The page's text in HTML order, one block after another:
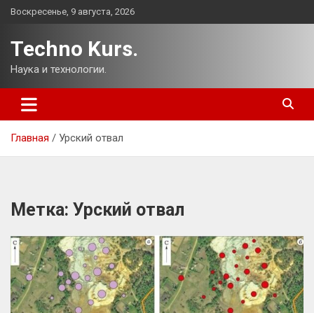
Перейти
Воскресенье, 9 августа, 2026
Techno Kurs.
Наука и технологии.
Главная Урский отвал
Метка: Урский отвал